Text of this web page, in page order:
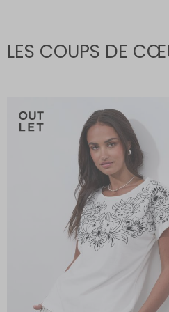
LES COUPS DE